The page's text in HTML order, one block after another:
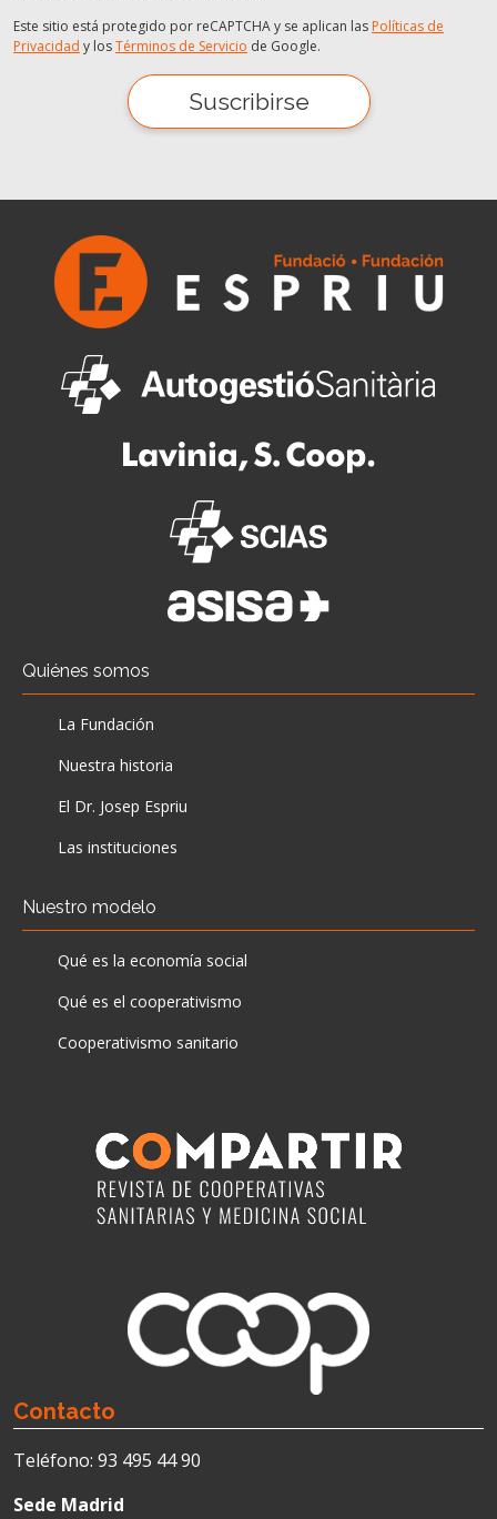
Este sitio está protegido por reCAPTCHA y se aplican las Políticas de
Privacidad y losTérminos de Servicio de Google.
Quiénes somos
La Fundación
Nuestra historia
El Dr. Josep Espriu
Las instituciones
Nuestro modelo
Qué es la economía social
Qué es el cooperativismo
Cooperativismo sanitario
Contacto
Teléfono: 93 495 44 90
Sede Madrid